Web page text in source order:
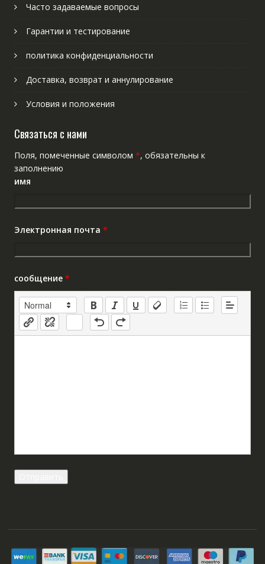
Часто задаваемые вопросы
Гарантии и тестирование
политика конфиденциальности
Доставка, возврат и аннулирование
Условия и положения
Связаться с нами
Поля, помеченные символом *, обязательны к
заполнению
имя
Электронная почта *
сообщение *